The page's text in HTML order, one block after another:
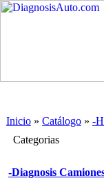
Inicio » Catálogo » -
Categorias
-Diagnosis